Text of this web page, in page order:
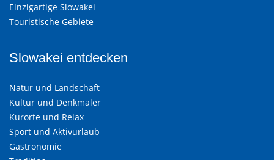
Einzigartige Slowakei
Touristische Gebiete
Slowakei entdecken
Natur und Landschaft
Kultur und Denkmäler
Kurorte und Relax
Sport und Aktivurlaub
Gastronomie